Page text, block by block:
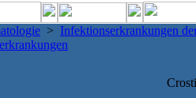
> Infektionserkrankungen